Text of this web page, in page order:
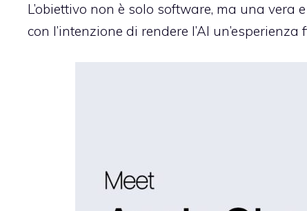
L’obiettivo non è solo software, ma una
con l’intenzione di rendere l’AI